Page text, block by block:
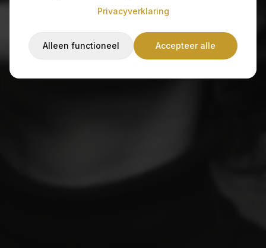
verplaatst.
Terug naar home
Privacyverklaring
Alleen functioneel Accepteer alle